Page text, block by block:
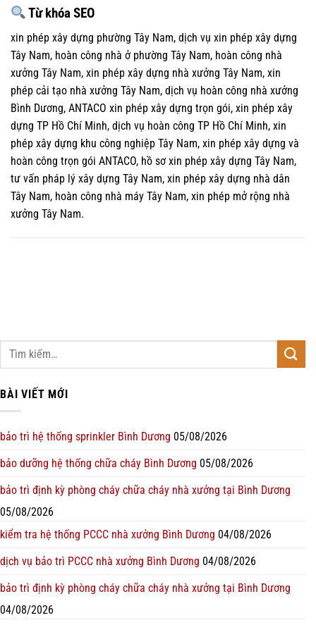
Từ khóa SEO
xin phép xây dựng phường Tây Nam, dịch vụ xin phép xây dựng
Tây Nam, hoàn công nhà ở phường Tây Nam, hoàn công nhà
xưởng Tây Nam, xin phép xây dựng nhà xưởng Tây Nam, xin
phép cải tạo nhà xưởng Tây Nam, dịch vụ hoàn công nhà xưởng
Bình Dương, ANTACO xin phép xây dựng trọn gói, xin phép xây
dựng TP Hồ Chí Minh, dịch vụ hoàn công TP Hồ Chí Minh, xin
phép xây dựng khu công nghiệp Tây Nam, xin phép xây dựng và
hoàn công trọn gói ANTACO, hồ sơ xin phép xây dựng Tây Nam,
tư vấn pháp lý xây dựng Tây Nam, xin phép xây dựng nhà dân
Tây Nam, hoàn công nhà máy Tây Nam, xin phép mở rộng nhà
xưởng Tây Nam.
BÀI VIẾT MỚI
bảo trì hệ thống sprinkler Bình Dương 05/08/2026
bảo dưỡng hệ thống chữa cháy Bình Dương 05/08/2026
bảo trì định kỳ phòng cháy chữa cháy nhà xưởng tại Bình Dương
05/08/2026
kiểm tra hệ thống PCCC nhà xưởng Bình Dương 04/08/2026
dịch vụ bảo trì PCCC nhà xưởng Bình Dương 04/08/2026
bảo trì định kỳ phòng cháy chữa cháy nhà xưởng tại Bình Dương
04/08/2026